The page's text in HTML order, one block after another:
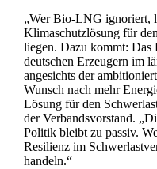
„Wer Bio-LNG ignoriert,
Klimaschutzlösung für
liegen. Dazu kommt: Das
deutschen Erzeugern im
angesichts der
Wunsch nach mehr
Lösung für den
der Verbandsvorstand.
Politik bleibt zu passiv.
Resilienz im
handeln.“